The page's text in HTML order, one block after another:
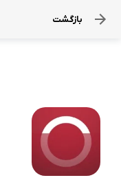
بازگشت